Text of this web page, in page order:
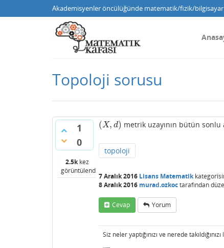
Akademisyenler öncülüğünde matematik/fizik/
Topoloji sorusu
1
0
2.5kkez
görüntülendi
(X, d)
(X,d) metrik uzayının bütün
topoloji
7 Aralık 2016 Lisans Matematik
8 Aralık 2016 murad.ozkoctarafından
Cevap Yorum
Siz neler yaptığınızı ve nerede